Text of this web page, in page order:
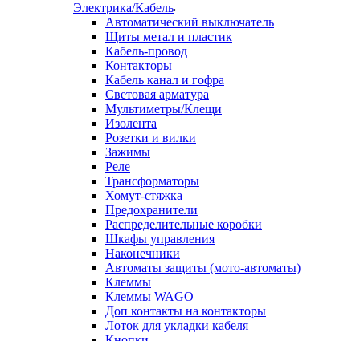
Электрика/Кабель
Автоматический выключатель
Щиты метал и пластик
Кабель-провод
Контакторы
Кабель канал и гофра
Световая арматура
Мультиметры/Клещи
Изолента
Розетки и вилки
Зажимы
Реле
Трансформаторы
Хомут-стяжка
Предохранители
Распределительные коробки
Шкафы управления
Наконечники
Автоматы защиты (мото-автоматы)
Клеммы
Клеммы WAGO
Доп контакты на контакторы
Лоток для укладки кабеля